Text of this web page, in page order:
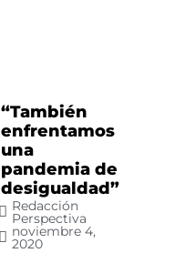
“También
enfrentamos
una
pandemia de
desigualdad”
Redacción
Perspectiva
noviembre 4,
2020